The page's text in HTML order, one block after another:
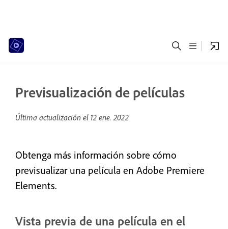
Previsualización de películas
Última actualización el 12 ene. 2022
Obtenga más información sobre cómo
previsualizar una película en Adobe Premiere
Elements.
Vista previa de una película en el